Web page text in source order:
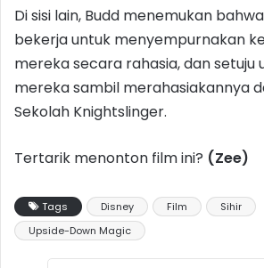
Di sisi lain, Budd menemukan
bekerja untuk menyempurnakan
mereka secara rahasia, dan
mereka sambil merahasiakannya
Sekolah Knightslinger.
Tertarik menonton film ini? (Zee)
Tags Disney Film
Sihir
Upside-Down Magic